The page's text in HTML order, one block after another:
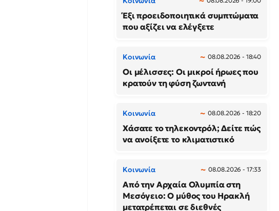
Έξι προειδοποιητικά συμπτώματα
που αξίζει να ελέγξετε
Κοινωνία 08.08.2026 - 18:40
Οι μέλισσες: Οι μικροί ήρωες που
κρατούν τη φύση ζωντανή
Κοινωνία 08.08.2026 - 18:20
Χάσατε το τηλεκοντρόλ; Δείτε πώς
να ανοίξετε το κλιματιστικό
Κοινωνία 08.08.2026 - 17:33
Από την Αρχαία Ολυμπία στη
Μεσόγειο: Ο μύθος του Ηρακλή
μετατρέπεται σε διεθνές